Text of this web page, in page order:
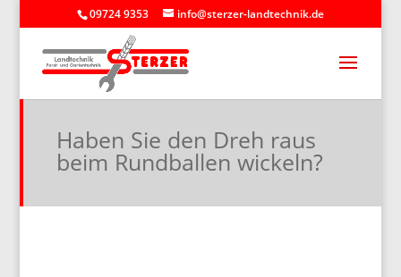
09724 9353 info@sterzer-landtechnik.de
Haben Sie den Dreh raus
beim Rundballen wickeln?